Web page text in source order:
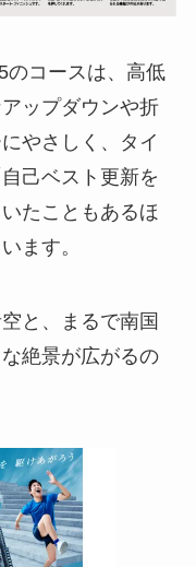
のコースは、高低
ップダウンや折
やさしく、タイ
己ベスト更新を
たこともあるほ
ます。
と、まるで南国
絶景が広がるの